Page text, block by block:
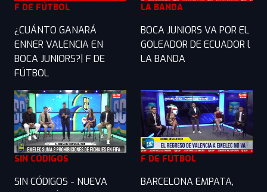
F DE FÚTBOL
¿CUÁNTO GANARÁ
ENNER VALENCIA EN
BOCA JUNIORS?| F DE
FÚTBOL
LA BANDA
BOCA JUNIORS VA POR EL
GOLEADOR DE ECUADOR l
LA BANDA
SIN CÓDIGOS
SIN CÓDIGOS - NUEVA
F DE FÚTBOL
BARCELONA EMPATA,